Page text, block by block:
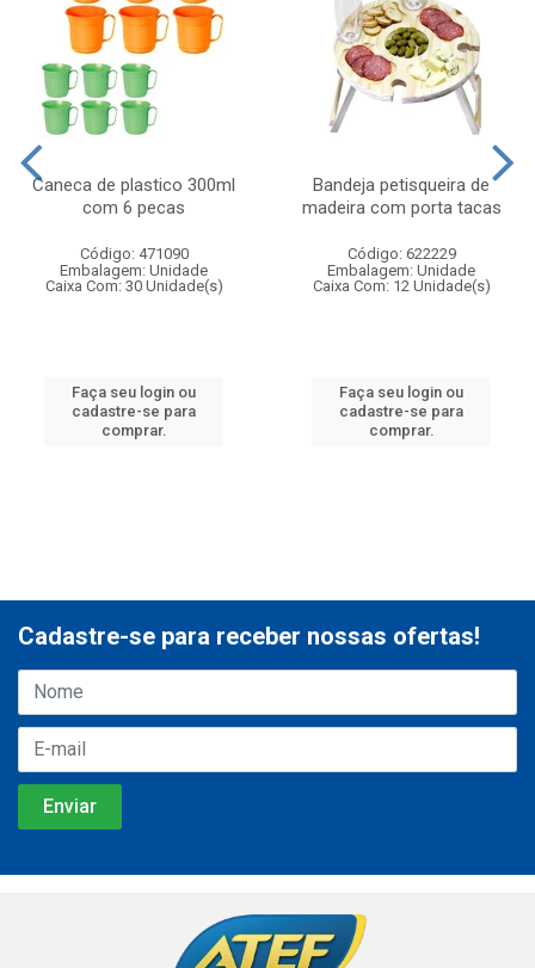
Caneca de plastico 300ml
com 6 pecas
Código: 471090
Embalagem: Unidade
Caixa Com: 30 Unidade(s)
Faça seu login ou
cadastre-se para
comprar.
Bandeja petisqueira de
madeira com porta tacas
Código: 622229
Embalagem: Unidade
Caixa Com: 12 Unidade(s)
Faça seu login ou
cadastre-se para
comprar.
Cadastre-se para receber nossas ofertas!